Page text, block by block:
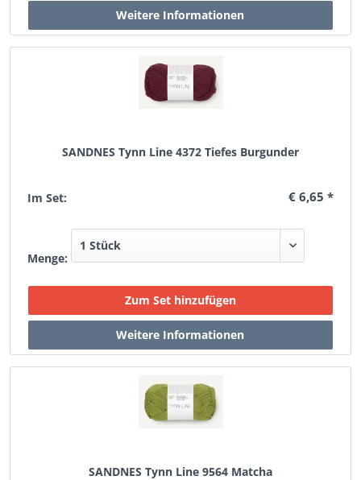
SANDNES Tynn Line 4372 Tiefes Burgunder
Im Set: € 6,65 *
Menge:
SANDNES Tynn Line 9564 Matcha